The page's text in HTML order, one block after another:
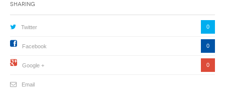
Sharing
Twitter 0
Facebook 0
Google + 0
Email